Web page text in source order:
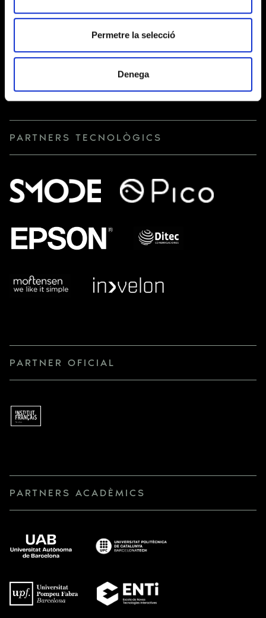
Permetre la selecció
Denega
PARTNERS TECNOLÒGICS
PARTNER OFICIAL
PARTNERS ACADÈMICS
DRETS
Accedir, rectificar i suprimir dades, així com la resta
que s’expliquen en lapolítica de privacitat.